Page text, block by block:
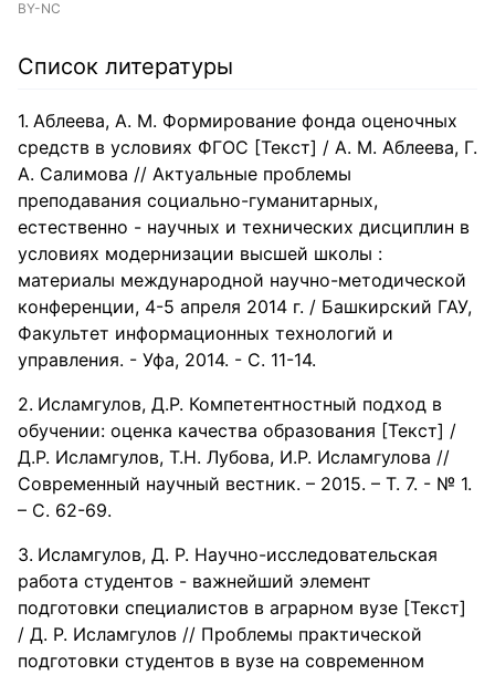
BY-NC
Список литературы
Аблеева, А. М. Формирование фонда оценочных
средств в условиях ФГОС [Текст] / А. М. Аблеева, Г.
А. Салимова // Актуальные проблемы
преподавания социально-гуманитарных,
естественно - научных и технических дисциплин в
условиях модернизации высшей школы :
материалы международной научно-методической
конференции, 4-5 апреля 2014 г. / Башкирский ГАУ,
Факультет информационных технологий и
управления. - Уфа, 2014. - С. 11-14.
Исламгулов, Д.Р. Компетентностный подход в
обучении: оценка качества образования [Текст] /
Д.Р. Исламгулов, Т.Н. Лубова, И.Р. Исламгулова //
Современный научный вестник. – 2015. – Т. 7. - № 1.
– С. 62-69.
Исламгулов, Д. Р. Научно-исследовательская
работа студентов - важнейший элемент
подготовки специалистов в аграрном вузе [Текст]
/ Д. Р. Исламгулов // Проблемы практической
подготовки студентов в вузе на современном